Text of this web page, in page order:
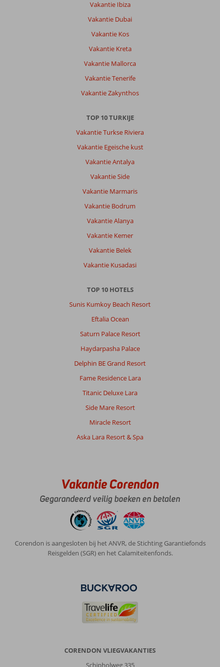
Vakantie Ibiza
Vakantie Dubai
Vakantie Kos
Vakantie Kreta
Vakantie Mallorca
Vakantie Tenerife
Vakantie Zakynthos
TOP 10 TURKIJE
Vakantie Turkse Riviera
Vakantie Egeische kust
Vakantie Antalya
Vakantie Side
Vakantie Marmaris
Vakantie Bodrum
Vakantie Alanya
Vakantie Kemer
Vakantie Belek
Vakantie Kusadasi
TOP 10 HOTELS
Sunis Kumkoy Beach Resort
Eftalia Ocean
Saturn Palace Resort
Haydarpasha Palace
Delphin BE Grand Resort
Fame Residence Lara
Titanic Deluxe Lara
Side Mare Resort
Miracle Resort
Aska Lara Resort & Spa
Vakantie Corendon
Gegarandeerd veilig boeken en betalen
Corendon is aangesloten bij het ANVR, de Stichting Garantiefonds
Reisgelden (SGR) en het Calamiteitenfonds.
CORENDON VLIEGVAKANTIES
Schipholweg 335